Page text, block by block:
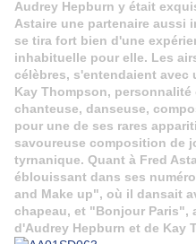
Audrey Hepburn y était
Astaire une partenaire aussi
se tira fort bien d'une
inhabituelle pour elle. Les
célèbres, s'entendaient
Kay Thompson,
chanteuse, danseuse,
pour une de ses rares
savoureuse composition de
tyrnanique. Quant à Fred
éblouissant dans ses
and Make up", où il dansait
chapeau, et "Bonjour Paris",
d'Audrey Hepburn et de Kay